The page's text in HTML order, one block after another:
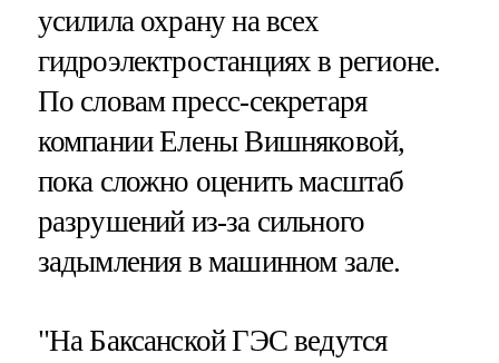
усилила охрану на всех
гидроэлектростанциях в регионе.
По словам пресс-секретаря
компании Елены Вишняковой,
пока сложно оценить масштаб
разрушений из-за сильного
задымления в машинном зале.
"На Баксанской ГЭС ведутся